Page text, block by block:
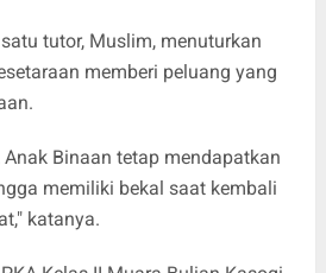
tutor, Muslim, menuturkan
memberi peluang yang
Binaan tetap mendapatkan
memiliki bekal saat kembali
katanya.